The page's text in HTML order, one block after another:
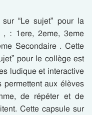
“Le sujet” pour la
, : 1ere, 2eme, 3eme
Secondaire . Cette
pour le collège est
ludique et interactive
aux élèves
de répéter et de
Cette capsule sur